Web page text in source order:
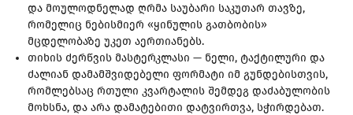
და მოულოდნელად ღრმა საუბარი საკუთარ თავზე,
რომელიც ნებისმიერ «ყინულის გათბობის»
მცდელობაზე უკეთ აერთიანებს.
თიხის ძერწვის მასტერკლასი — ნელი, ტაქტილური და
ძალიან დამამშვიდებელი ფორმატი იმ გუნდებისთვის,
რომლებსაც რთული კვარტალის შემდეგ დაძაბულობის
მოხსნა, და არა დამატებითი დატვირთვა, სჭირდებათ.